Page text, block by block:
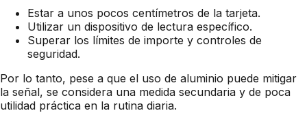
Estar a unos pocos centímetros de la tarjeta.
Utilizar un dispositivo de lectura específico.
Superar los límites de importe y controles de
seguridad.
Por lo tanto, pese a que el uso de aluminio puede mitigar
la señal, se considera una medida secundaria y de poca
utilidad práctica en la rutina diaria.